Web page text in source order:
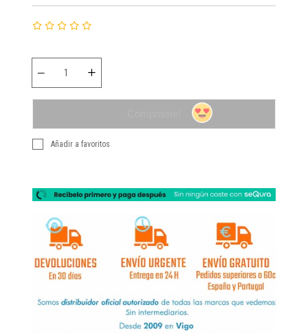
Añadir a favoritos